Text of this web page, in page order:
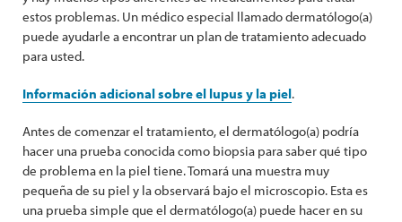
estos problemas. Un médico especial llamado dermatólogo(a)
puede ayudarle a encontrar un plan de tratamiento adecuado
para usted.
Información adicional sobre el lupus y la piel.
Antes de comenzar el tratamiento, el dermatólogo(a) podría
hacer una prueba conocida como biopsia para saber qué tipo
de problema en la piel tiene. Tomará una muestra muy
pequeña de su piel y la observará bajo el microscopio. Esta es
una prueba simple que el dermatólogo(a) puede hacer en su